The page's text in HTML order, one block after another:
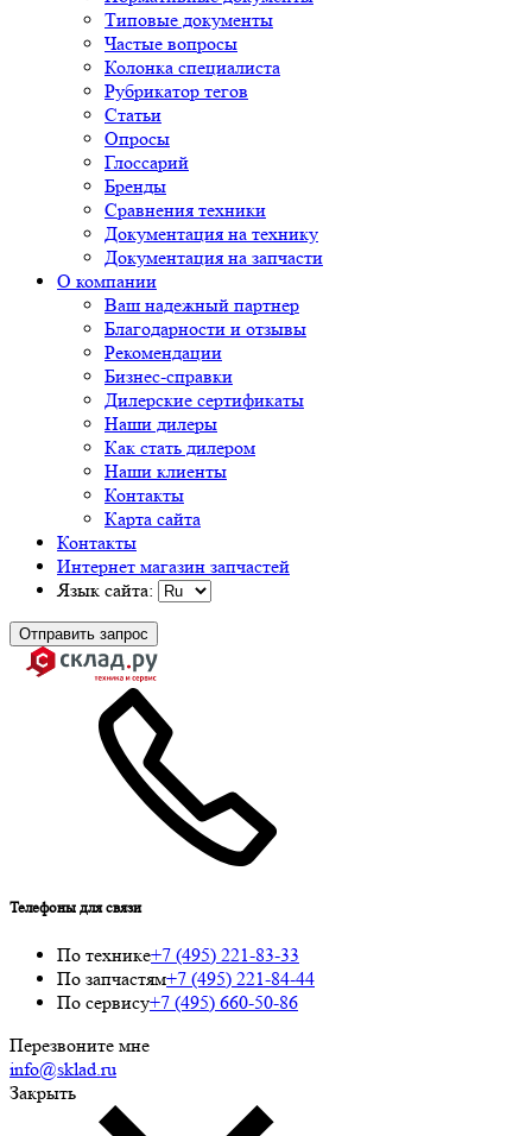
Типовые документы
Частые вопросы
Колонка специалиста
Рубрикатор тегов
Статьи
Опросы
Глоссарий
Бренды
Сравнения техники
Документация на технику
Документация на запчасти
О компании
Ваш надежный партнер
Благодарности и отзывы
Рекомендации
Бизнес-справки
Дилерские сертификаты
Наши дилеры
Как стать дилером
Наши клиенты
Контакты
Карта сайта
Контакты
Интернет магазин запчастей
Язык сайта:
Отправить запрос
Телефоны для связи
По технике+7 (495) 221-83-33
По запчастям+7 (495) 221-84-44
По сервису+7 (495) 660-50-86
Перезвоните мне
info@sklad.ru
Закрыть